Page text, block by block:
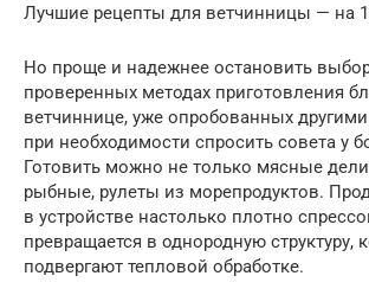
Лучшие рецепты для ветчинницы — на
Но проще и надежнее остановить
проверенных методах приготовления
ветчиннице, уже опробованных
при необходимости спросить совета у
Готовить можно не только мясные
рыбные, рулеты из морепродуктов.
в устройстве настолько плотно
превращается в однородную структуру,
подвергают тепловой обработке.